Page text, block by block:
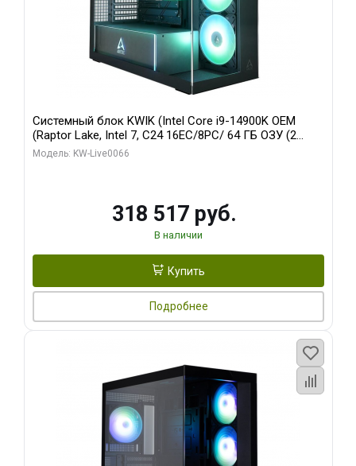
Системный блок KWIK (Intel Core i9-14900K OEM
(Raptor Lake, Intel 7, C24 16EC/8PC/ 64 ГБ ОЗУ (2
модуля)/ Gigabyte RTX5080 XTREME WATERFORCE
Модель: KW-Live0066
318 517 руб.
В наличии
Купить
Подробнее